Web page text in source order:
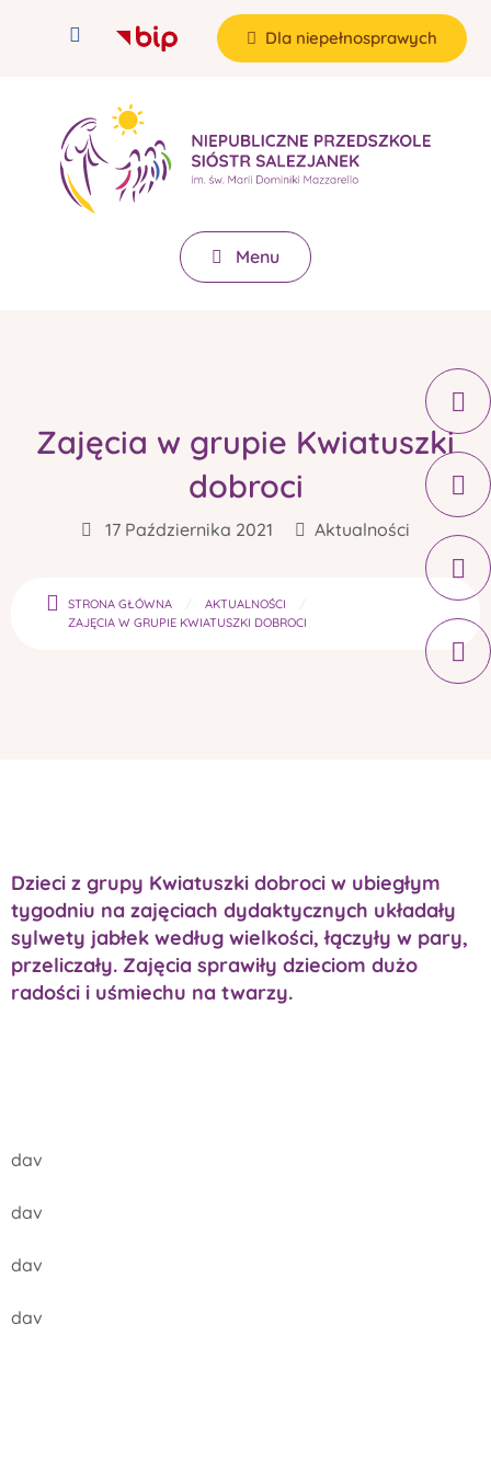
Dla niepełnosprawych
Menu
Zajęcia w grupie Kwiatuszki
dobroci
17 Października 2021 Aktualności
STRONA GŁÓWNA
AKTUALNOŚCI
ZAJĘCIA W GRUPIE KWIATUSZKI DOBROCI
Dzieci z grupy Kwiatuszki dobroci w ubiegłym
tygodniu na zajęciach dydaktycznych układały
sylwety jabłek według wielkości, łączyły w pary,
przeliczały. Zajęcia sprawiły dzieciom dużo
radości i uśmiechu na twarzy.
dav
dav
dav
dav